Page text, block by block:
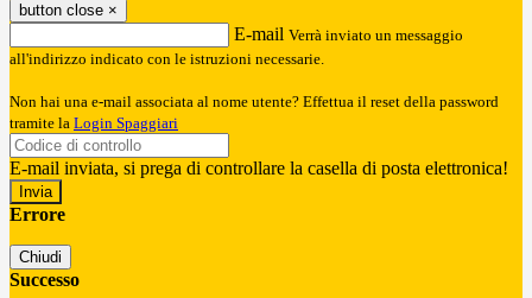
button close ×
E-mail Verrà inviato un messaggio
all'indirizzo indicato con le istruzioni necessarie.
Non hai una e-mail associata al nome utente? Effettua il reset della password
tramite la Login Spaggiari
E-mail inviata, si prega di controllare la casella di posta elettronica!
Errore
Chiudi
Successo